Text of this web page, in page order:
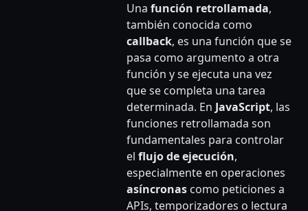
Una función retrollamada,
también conocida como
callback, es una función que se
pasa como argumento a otra
función y se ejecuta una vez
que se completa una tarea
determinada. En JavaScript, las
funciones retrollamada son
fundamentales para controlar
el flujo de ejecución,
especialmente en operaciones
asíncronascomo peticiones a
APIs, temporizadores o lectura